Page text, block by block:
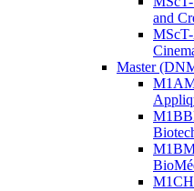
and
Master